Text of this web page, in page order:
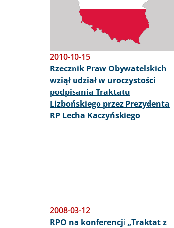
2010-10-15
Rzecznik Praw Obywatelskich
wziął udział w uroczystości
podpisania Traktatu
Lizbońskiego przez Prezydenta
RP Lecha Kaczyńskiego
2008-03-12
RPO na konferencji „Traktat z